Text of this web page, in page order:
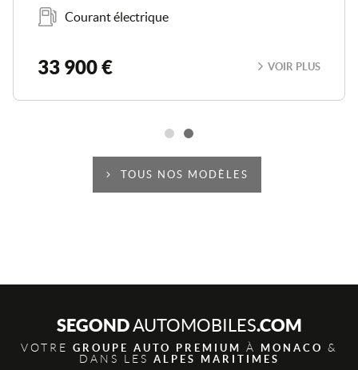
Carburant
Courant électrique
33 900 € VOIR PLUS
TOUS NOS MODÈLES
SEGONDAUTOMOBILES.COM
VOTRE GROUPE AUTO PREMIUM À MONACO &
DANS LES ALPES MARITIMES